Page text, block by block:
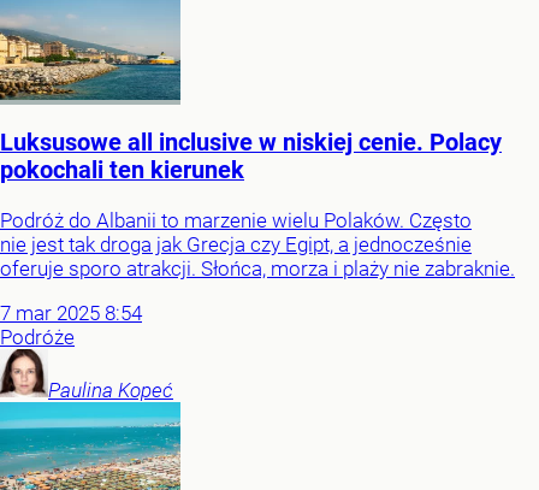
Luksusowe all inclusive w niskiej cenie. Polacy
pokochali ten kierunek
Podróż do Albanii to marzenie wielu Polaków. Często
nie jest tak droga jak Grecja czy Egipt, a jednocześnie
oferuje sporo atrakcji. Słońca, morza i plaży nie zabraknie.
7 mar 2025 8:54
Podróże
Paulina Kopeć